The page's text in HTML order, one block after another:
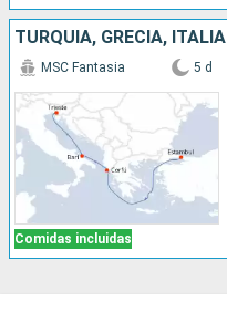
TURQUÍA, GRECIA, ITALIA
Comidas incluidas
MSC Fantasia 5 d